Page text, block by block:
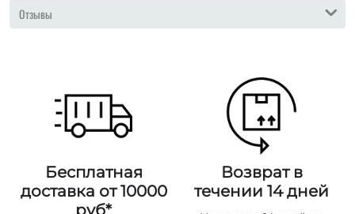
Отзывы
Бесплатная
доставка от 10000
руб*
Возврат в
течении 14 дней